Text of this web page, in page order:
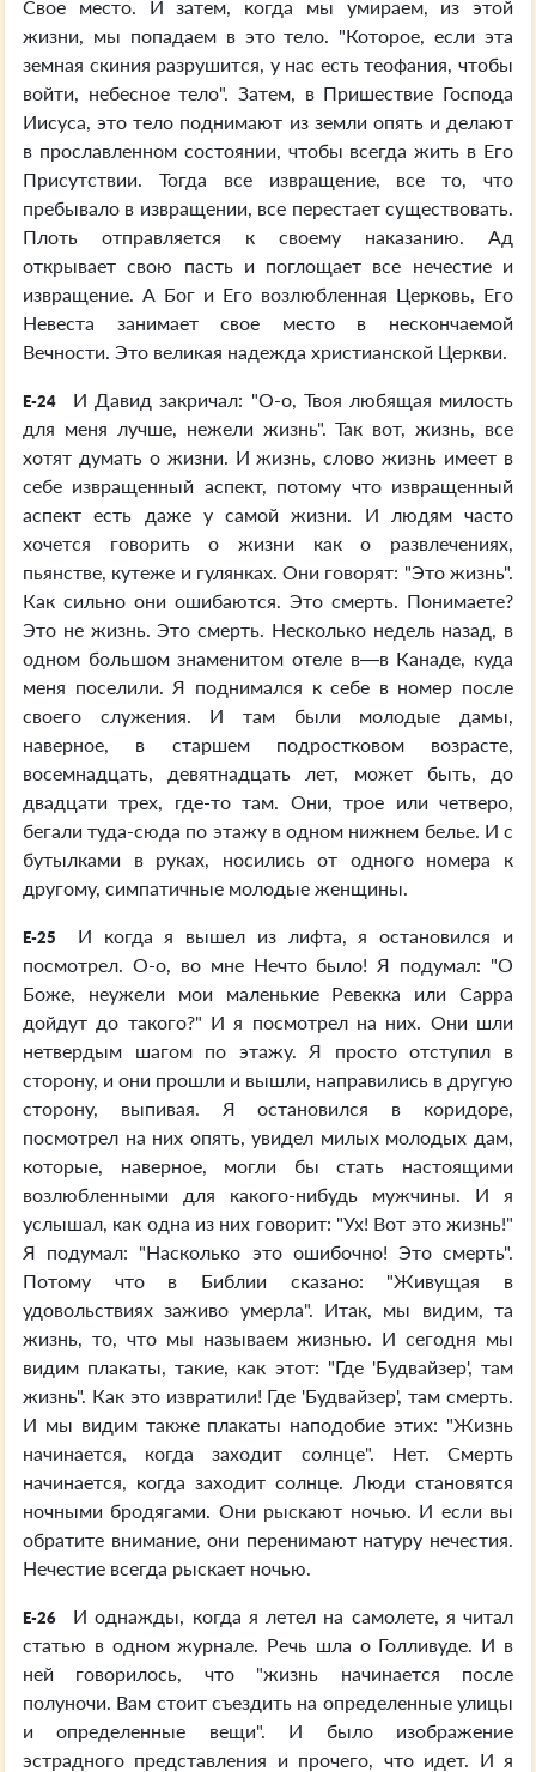
Свое место. И затем, когда мы умираем, из этой
жизни, мы попадаем в это тело. "Которое, если эта
земная скиния разрушится, у нас есть теофания, чтобы
войти, небесное тело". Затем, в Пришествие Господа
Иисуса, это тело поднимают из земли опять и делают
в прославленном состоянии, чтобы всегда жить в Его
Присутствии. Тогда все извращение, все то, что
пребывало в извращении, все перестает существовать.
Плоть отправляется к своему наказанию. Ад
открывает свою пасть и поглощает все нечестие и
извращение. А Бог и Его возлюбленная Церковь, Его
Невеста занимает свое место в нескончаемой
Вечности. Это великая надежда христианской Церкви.
E-24
И Давид закричал: "О-о, Твоя любящая милость
для меня лучше, нежели жизнь". Так вот, жизнь, все
хотят думать о жизни. И жизнь, слово жизнь имеет в
себе извращенный аспект, потому что извращенный
аспект есть даже у самой жизни. И людям часто
хочется говорить о жизни как о развлечениях,
пьянстве, кутеже и гулянках. Они говорят: "Это жизнь".
Как сильно они ошибаются. Это смерть. Понимаете?
Это не жизнь. Это смерть. Несколько недель назад, в
одном большом знаменитом отеле в—в Канаде, куда
меня поселили. Я поднимался к себе в номер после
своего служения. И там были молодые дамы,
наверное, в старшем подростковом возрасте,
восемнадцать, девятнадцать лет, может быть, до
двадцати трех, где-то там. Они, трое или четверо,
бегали туда-сюда по этажу в одном нижнем белье. И с
бутылками в руках, носились от одного номера к
другому, симпатичные молодые женщины.
E-25
И когда я вышел из лифта, я остановился и
посмотрел. О-о, во мне Нечто было! Я подумал: "О
Боже, неужели мои маленькие Ревекка или Сарра
дойдут до такого?" И я посмотрел на них. Они шли
нетвердым шагом по этажу. Я просто отступил в
сторону, и они прошли и вышли, направились в другую
сторону, выпивая. Я остановился в коридоре,
посмотрел на них опять, увидел милых молодых дам,
которые, наверное, могли бы стать настоящими
возлюбленными для какого-нибудь мужчины. И я
услышал, как одна из них говорит: "Ух! Вот это жизнь!"
Я подумал: "Насколько это ошибочно! Это смерть".
Потому что в Библии сказано: "Живущая в
удовольствиях заживо умерла". Итак, мы видим, та
жизнь, то, что мы называем жизнью. И сегодня мы
видим плакаты, такие, как этот: "Где 'Будвайзер', там
жизнь". Как это извратили! Где 'Будвайзер', там смерть.
И мы видим также плакаты наподобие этих: "Жизнь
начинается, когда заходит солнце". Нет. Смерть
начинается, когда заходит солнце. Люди становятся
ночными бродягами. Они рыскают ночью. И если вы
обратите внимание, они перенимают натуру нечестия.
Нечестие всегда рыскает ночью.
E-26
И однажды, когда я летел на самолете, я читал
статью в одном журнале. Речь шла о Голливуде. И в
ней говорилось, что "жизнь начинается после
полуночи. Вам стоит съездить на определенные улицы
и определенные вещи". И было изображение
эстрадного представления и прочего, что идет. И я